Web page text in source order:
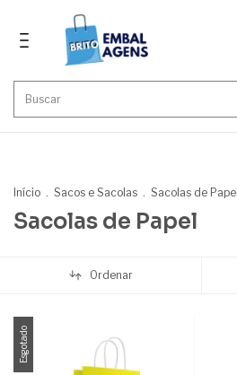
Início . Sacos e Sacolas . Sacolas de Papel
Sacolas de Papel
Ordenar
Esgotado